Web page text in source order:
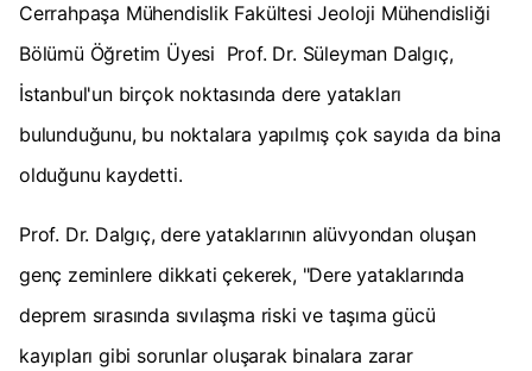
Cerrahpaşa Mühendislik Fakültesi Jeoloji Mühendisliği
Bölümü Öğretim Üyesi Prof. Dr. Süleyman Dalgıç,
İstanbul'un birçok noktasında dere yatakları
bulunduğunu, bu noktalara yapılmış çok sayıda da bina
olduğunu kaydetti.
Prof. Dr. Dalgıç, dere yataklarının alüvyondan oluşan
genç zeminlere dikkati çekerek, "Dere yataklarında
deprem sırasında sıvılaşma riski ve taşıma gücü
kayıpları gibi sorunlar oluşarak binalara zarar